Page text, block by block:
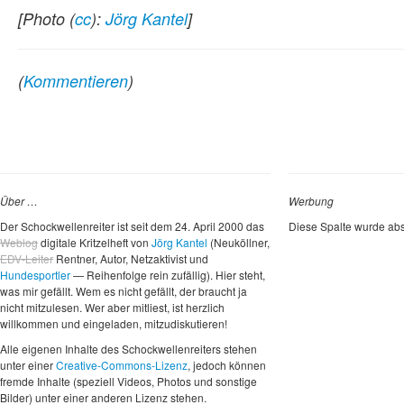
[Photo (cc): Jörg Kantel]
(Kommentieren)
Über …
Der Schockwellenreiter ist seit dem 24. April 2000 das
Weblogdigitale Kritzelheft von Jörg Kantel (Neuköllner,
EDV-Leiter Rentner, Autor, Netzaktivist und
Hundesportler— Reihenfolge rein zufällig). Hier steht,
was mir gefällt. Wem es nicht gefällt, der braucht ja
nicht mitzulesen. Wer aber mitliest, ist herzlich
willkommen und eingeladen, mitzudiskutieren!
Alle eigenen Inhalte des Schockwellenreiters stehen
unter einerCreative-Commons-Lizenz, jedoch können
fremde Inhalte (speziell Videos, Photos und sonstige
Bilder) unter einer anderen Lizenz stehen.
Werbung
Diese Spalte wurde